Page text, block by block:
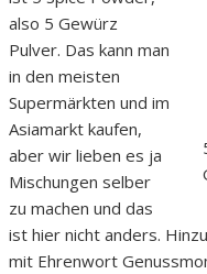
also 5 Gewürz
Pulver. Das kann man
in den meisten
Supermärkten und im
Asiamarkt kaufen,
aber wir lieben es ja
Mischungen selber
zu machen und das
ist hier nicht anders.
mit Ehrenwort